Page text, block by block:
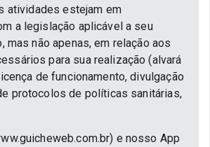
atividades estejam em
a legislação aplicável a seu
mas não apenas, em relação aos
para sua realização (alvará
de funcionamento, divulgação
protocolos de políticas sanitárias,
e nosso App